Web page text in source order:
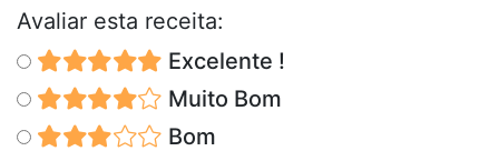
Avaliar esta receita:
Excelente !
Muito Bom
Bom